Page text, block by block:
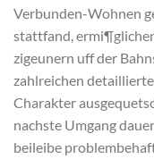
Verbunden-Wohnen
stattfand,
zigeunern uff der
zahlreichen
Charakter
nachste Umgang
beileibe